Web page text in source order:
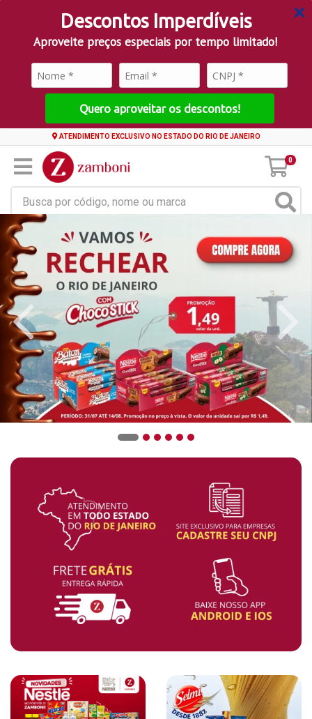
Descontos Imperdíveis
Aproveite preços especiais por tempo limitado!
Quero aproveitar os descontos!
ATENDIMENTO EXCLUSIVO NO ESTADO DO RIO DE JANEIRO
0